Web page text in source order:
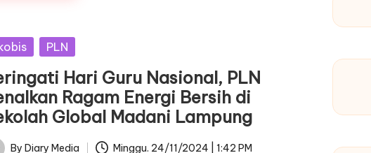
PLN
Hari Guru Nasional, PLN
Ragam Energi Bersih di
Global Madani Lampung
By Diary Media Minggu. 24/11/2024 | 1:42 PM